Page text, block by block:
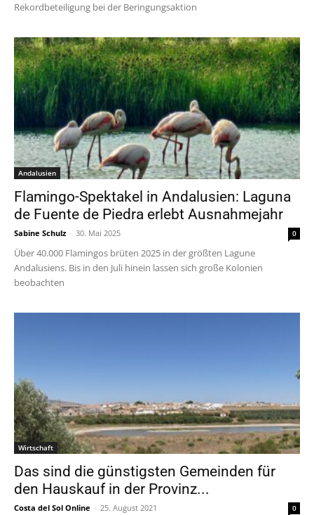
Rekordbeteiligung bei der Beringungsaktion
Andalusien
Flamingo-Spektakel in Andalusien: Laguna
de Fuente de Piedra erlebt Ausnahmejahr
Sabine Schulz - 30. Mai 2025 0
Über 40.000 Flamingos brüten 2025 in der größten Lagune
Andalusiens. Bis in den Juli hinein lassen sich große Kolonien
beobachten
Wirtschaft
Das sind die günstigsten Gemeinden für
den Hauskauf in der Provinz...
Costa del Sol Online - 25. August 2021 0